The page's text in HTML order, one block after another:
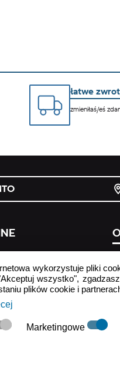
łatwe
zmieniłaś/eś
dostawy
wykorzystuje pliki
wszystko",
plików cookie i
Marketingowe